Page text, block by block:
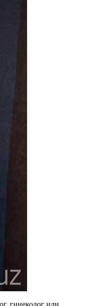
гинеколог или